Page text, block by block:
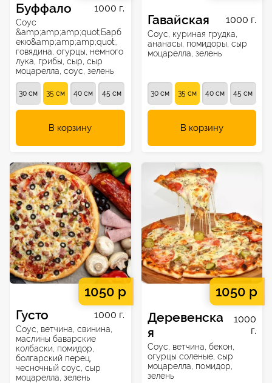
Буффало 1000 г.
Соус
&amp;amp;amp;quot;Барб
екю&amp;amp;amp;quot;,
говядина, огурцы, немного
лука, грибы, сыр, сыр
моцарелла, соус, зелень
30 см 35 см 40 см 45 см
В корзину
Гавайская 1000 г.
Соус, куриная грудка,
ананасы, помидоры, сыр
моцарелла, зелень
30 см 35 см 40 см 45 см
В корзину
1050 р
Густо 1000 г.
Соус, ветчина, свинина,
маслины баварские
колбаски, помидор,
болгарский перец,
чесночный соус, сыр
моцарелла, зелень
1050 р
Деревенска
я
1000
г.
Соус, ветчина, бекон,
огурцы соленые, сыр
моцарелла, помидор,
зелень